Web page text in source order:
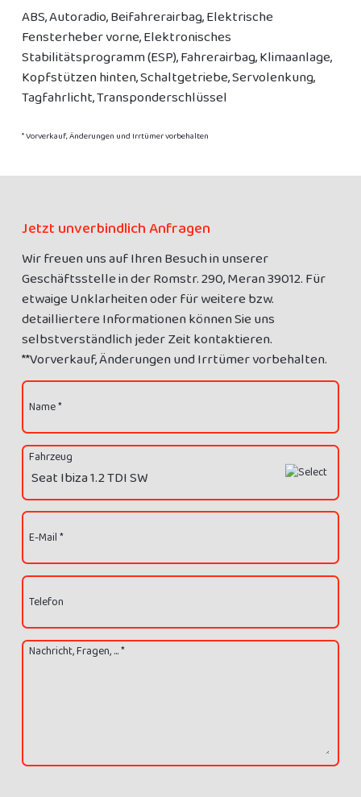
ABS, Autoradio, Beifahrerairbag, Elektrische
Fensterheber vorne, Elektronisches
Stabilitätsprogramm (ESP), Fahrerairbag, Klimaanlage,
Kopfstützen hinten, Schaltgetriebe, Servolenkung,
Tagfahrlicht, Transponderschlüssel
* Vorverkauf, Änderungen und Irrtümer vorbehalten
Jetzt unverbindlich Anfragen
Wir freuen uns auf Ihren Besuch in unserer
Geschäftsstelle in der Romstr. 290, Meran 39012. Für
etwaige Unklarheiten oder für weitere bzw.
detailliertere Informationen können Sie uns
selbstverständlich jeder Zeit kontaktieren.
**Vorverkauf, Änderungen und Irrtümer vorbehalten.
Name *
Fahrzeug
E-Mail *
Telefon
Nachricht, Fragen, ... *